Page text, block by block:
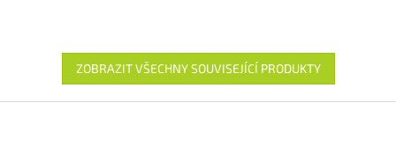
ZOBRAZIT VŠECHNY SOUVISEJÍCÍ PRODUKTY